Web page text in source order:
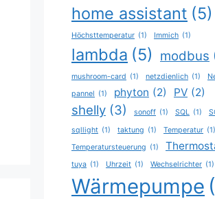
home assistant (5)
Höchsttemperatur (1) Immich (1)
lambda (5) modbus
mushroom-card (1) netzdienlich (1)
pannel (1) phyton (2) PV (2)
shelly (3) sonoff (1) SQL (1)
sqllight (1) taktung (1) Temperatur (1)
Temperatursteuerung (1)
tuya (1) Uhrzeit (1) Wechselrichter (1)
Wärmepumpe